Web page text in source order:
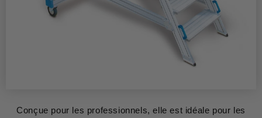
Conçue pour les professionnels, elle est idéale pour les